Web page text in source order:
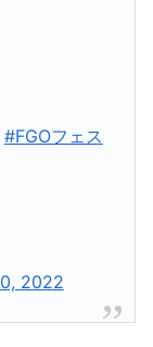
#FGOフェス
2022